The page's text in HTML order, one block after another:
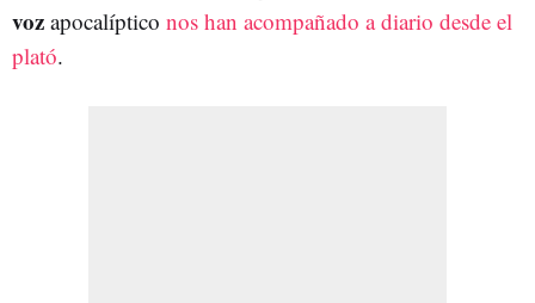
voz apocalíptico nos han acompañado a diario desde el
plató.